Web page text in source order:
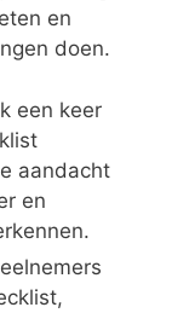
en
doen.
een keer
aandacht
en